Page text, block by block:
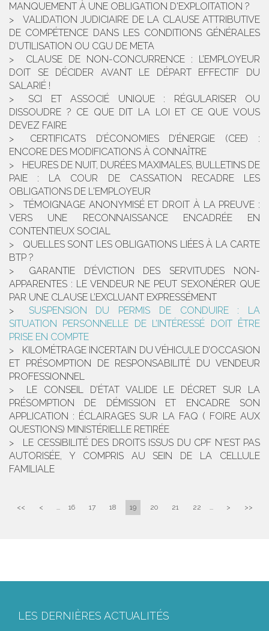
MANQUEMENT À UNE OBLIGATION D'EXPLOITATION ?
VALIDATION JUDICIAIRE DE LA CLAUSE ATTRIBUTIVE
DE COMPÉTENCE DANS LES CONDITIONS GÉNÉRALES
D’UTILISATION OU CGU DE META
CLAUSE DE NON-CONCURRENCE : L’EMPLOYEUR
DOIT SE DÉCIDER AVANT LE DÉPART EFFECTIF DU
SALARIÉ !
SCI ET ASSOCIÉ UNIQUE : RÉGULARISER OU
DISSOUDRE ? CE QUE DIT LA LOI ET CE QUE VOUS
DEVEZ FAIRE
CERTIFICATS D’ÉCONOMIES D’ÉNERGIE (CEE) :
ENCORE DES MODIFICATIONS À CONNAÎTRE
HEURES DE NUIT, DURÉES MAXIMALES, BULLETINS DE
PAIE : LA COUR DE CASSATION RECADRE LES
OBLIGATIONS DE L'EMPLOYEUR
TÉMOIGNAGE ANONYMISÉ ET DROIT À LA PREUVE :
VERS UNE RECONNAISSANCE ENCADRÉE EN
CONTENTIEUX SOCIAL
QUELLES SONT LES OBLIGATIONS LIÉES À LA CARTE
BTP ?
GARANTIE D’ÉVICTION DES SERVITUDES NON-
APPARENTES : LE VENDEUR NE PEUT S’EXONÉRER QUE
PAR UNE CLAUSE L’EXCLUANT EXPRESSÉMENT
SUSPENSION DU PERMIS DE CONDUIRE : LA
SITUATION PERSONNELLE DE L’INTÉRESSÉ DOIT ÊTRE
PRISE EN COMPTE
KILOMÉTRAGE INCERTAIN DU VÉHICULE D’OCCASION
ET PRÉSOMPTION DE RESPONSABILITÉ DU VENDEUR
PROFESSIONNEL
LE CONSEIL D’ÉTAT VALIDE LE DÉCRET SUR LA
PRÉSOMPTION DE DÉMISSION ET ENCADRE SON
APPLICATION : ÉCLAIRAGES SUR LA FAQ ( FOIRE AUX
QUESTIONS) MINISTÉRIELLE RETIRÉE
LE CESSIBILITÉ DES DROITS ISSUS DU CPF N'EST PAS
AUTORISÉE, Y COMPRIS AU SEIN DE LA CELLULE
FAMILIALE
<< < ... 16 17 18 19 20 21 22 ... > >>
LES DERNIÈRES ACTUALITÉS